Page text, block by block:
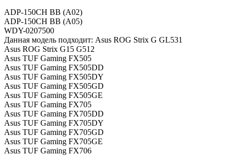
ADP-150CH BB (A02)
ADP-150CH BB (A05)
WDY-0207500
Данная модель подходит: Asus ROG Strix G GL531
Asus ROG Strix G15 G512
Asus TUF Gaming FX505
Asus TUF Gaming FX505DD
Asus TUF Gaming FX505DY
Asus TUF Gaming FX505GD
Asus TUF Gaming FX505GE
Asus TUF Gaming FX705
Asus TUF Gaming FX705DD
Asus TUF Gaming FX705DY
Asus TUF Gaming FX705GD
Asus TUF Gaming FX705GE
Asus TUF Gaming FX706